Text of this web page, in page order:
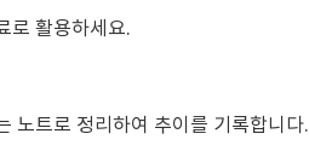
로 활용하세요.
노트로 정리하여 추이를 기록합니다.